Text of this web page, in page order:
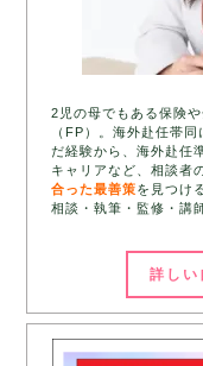
2児の母でもある保険
（FP）。海外赴任帯
だ経験から、海外赴任
キャリアなど、相談者
合った最善策を見つけ
相談・執筆・監修・講
詳しい